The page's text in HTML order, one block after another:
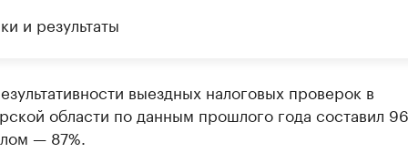
и результаты
выездных налоговых проверок в
области по данным прошлого года составил
— 87%.